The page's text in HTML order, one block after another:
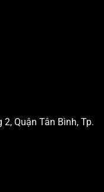
Quận Tân Bình, Tp.